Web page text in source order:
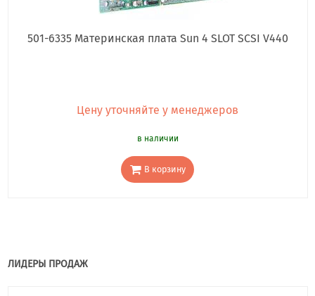
501-6335 Материнская плата Sun 4 SLOT SCSI V440
Цену уточняйте у менеджеров
в наличии
В корзину
ЛИДЕРЫ ПРОДАЖ